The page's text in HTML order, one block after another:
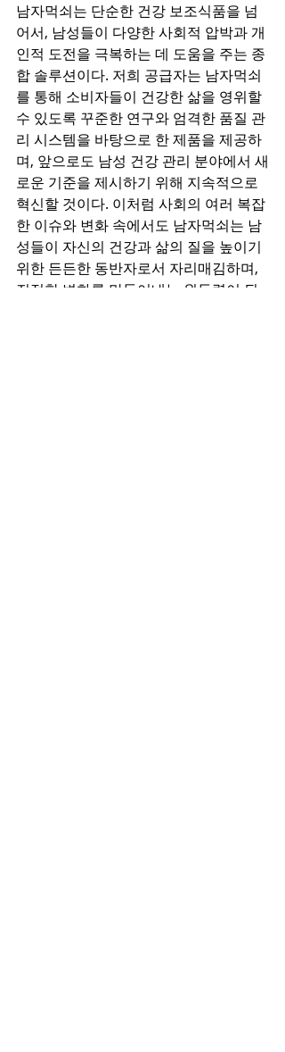
남자먹쇠는 단순한 건강 보조식품을 넘
어서, 남성들이 다양한 사회적 압박과 개
인적 도전을 극복하는 데 도움을 주는 종
합 솔루션이다. 저희 공급자는 남자먹쇠
를 통해 소비자들이 건강한 삶을 영위할
수 있도록 꾸준한 연구와 엄격한 품질 관
리 시스템을 바탕으로 한 제품을 제공하
며, 앞으로도 남성 건강 관리 분야에서 새
로운 기준을 제시하기 위해 지속적으로
혁신할 것이다. 이처럼 사회의 여러 복잡
한 이슈와 변화 속에서도 남자먹쇠는 남
성들이 자신의 건강과 삶의 질을 높이기
위한 든든한 동반자로서 자리매김하며,
진정한 변화를 만들어내는 원동력이 될